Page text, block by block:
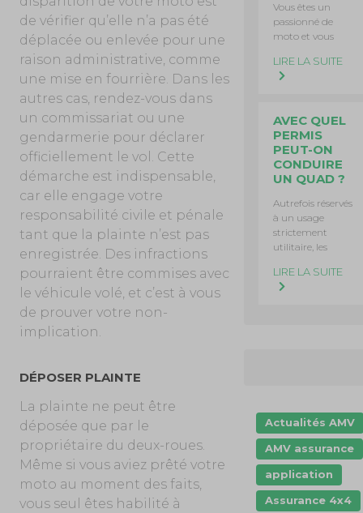
de vérifier qu’elle n’a pas été
déplacée ou enlevée pour une
raison administrative, comme
une mise en fourrière. Dans les
autres cas, rendez-vous dans
un commissariat ou une
gendarmerie pour déclarer
officiellement le vol. Cette
démarche est indispensable,
car elle engage votre
responsabilité civile et pénale
tant que la plainte n’est pas
enregistrée. Des infractions
pourraient être commises avec
le véhicule volé, et c’est à vous
de prouver votre non-
implication.
DÉPOSER PLAINTE
La plainte ne peut être
déposée que par le
propriétaire du deux-roues.
Même si vous aviez prêté votre
moto au moment des faits,
vous seul êtes habilité à
Vous êtes un
passionné de
moto et vous
LIRE LA SUITE
AVEC QUEL
PERMIS
PEUT-ON
CONDUIRE
UN QUAD ?
Autrefois réservés
à un usage
strictement
utilitaire, les
LIRE LA SUITE
Actualités AMV
AMV assurance
application
Assurance 4x4